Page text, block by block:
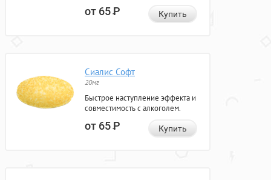
от 65Р Купить
Сиалис Софт
20мг
Быстрое наступление эффекта и
совместимость с алкоголем.
от 65Р Купить